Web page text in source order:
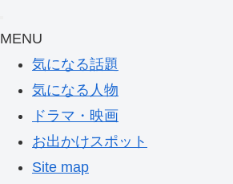
MENU
気になる話題
気になる人物
ドラマ・映画
お出かけスポット
Site map